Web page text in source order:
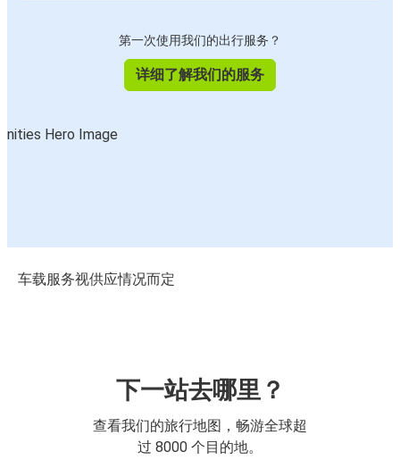
第一次使用我们的出行服务？
详细了解我们的服务
车载服务视供应情况而定
下一站去哪里？
查看我们的旅行地图，畅游全球超
过 8000 个目的地。